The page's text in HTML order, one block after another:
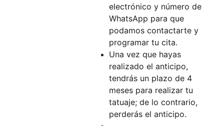
electrónico y número de
WhatsApp para que
podamos contactarte y
programar tu cita.
Una vez que hayas
realizado el anticipo,
tendrás un plazo de 4
meses para realizar tu
tatuaje; de lo contrario,
perderás el anticipo.